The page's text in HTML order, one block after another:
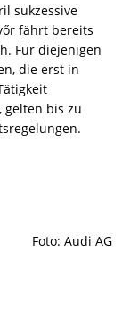
sukzessive
fährt bereits
Für diejenigen
die erst in
bis zu
Foto: Audi AG